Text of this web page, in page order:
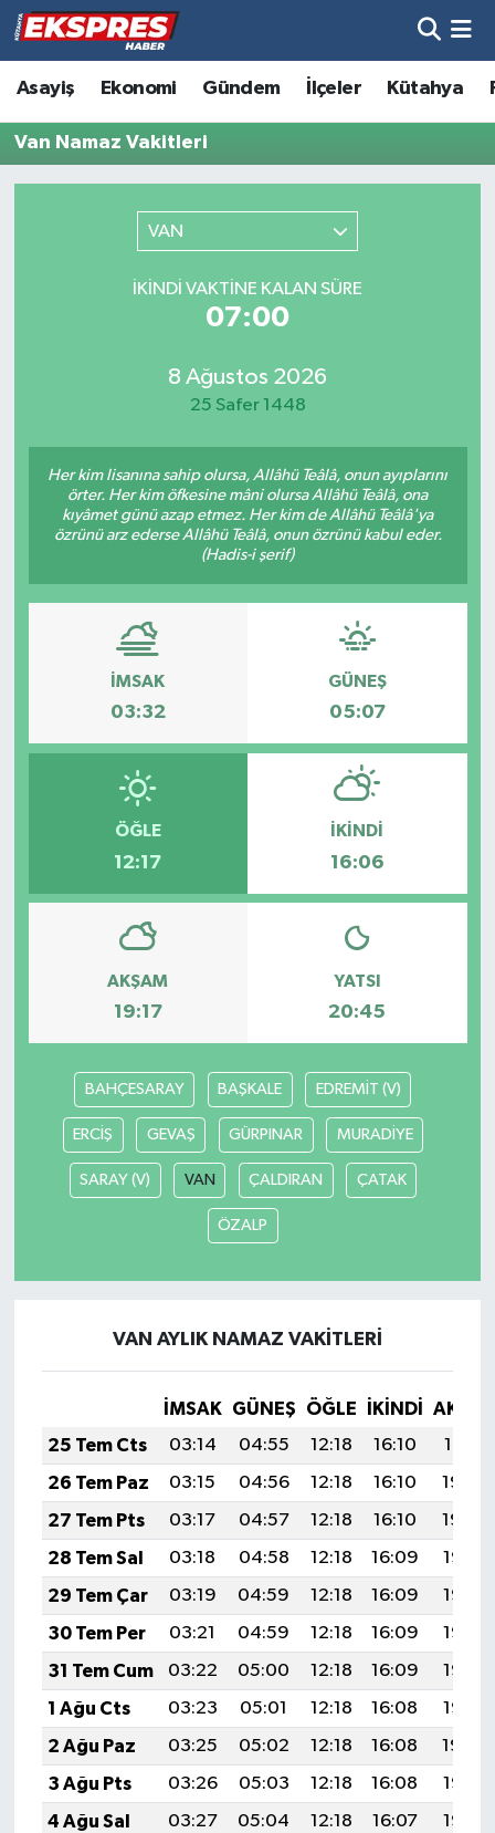
Asayiş Ekonomi Gündem İlçeler Kütahya
Van Namaz Vakitleri
VAN
İKINDI VAKTINE KALAN SÜRE
07:00
8 Ağustos 2026
25 Safer 1448
Her kim lisanına sahip olursa, Allâhü Teâlâ, onun ayıplarını
örter. Her kim öfkesine mâni olursa Allâhü Teâlâ, ona
kıyâmet günü azap etmez. Her kim de Allâhü Teâlâ'ya
özrünü arz ederse Allâhü Teâlâ, onun özrünü kabul eder.
(Hadis-i şerif)
İMSAK
03:32
GÜNEŞ
05:07
ÖĞLE
12:17
İKINDI
16:06
AKŞAM
19:17
YATSI
20:45
BAHÇESARAY BAŞKALE EDREMİT (V)
ERCİŞ GEVAŞ GÜRPINAR MURADİYE
SARAY (V) VAN ÇALDIRAN ÇATAK
ÖZALP
VAN AYLIK NAMAZ VAKITLERI
İMSAK GÜNEŞ ÖĞLE İKINDI
25 Tem Cts
03:14 04:55 12:18 16:10
19:31
26 Tem Paz
03:15 04:56 12:18 16:10
19:30
27 Tem Pts
03:17 04:57 12:18 16:10
19:29
28 Tem Sal
03:18 04:58 12:18 16:09
19:28
29 Tem Çar
03:19 04:59 12:18 16:09
19:27
30 Tem Per
03:21 04:59 12:18 16:09
19:27
31 Tem Cum
03:22 05:00 12:18 16:09
19:26
1 Ağu Cts
03:23 05:01 12:18 16:08
19:25
2 Ağu Paz
03:25 05:02 12:18 16:08
19:24
3 Ağu Pts
03:26 05:03 12:18 16:08
19:23
4 Ağu Sal
03:27 05:04 12:18 16:07
19:22
Altıntaş
Asayiş
Biyografiler
Çavdarhisar
Dumlupınar
Dünya
Ekonomi
Gündem
Hisarcık
İlçeler
Köşe Yazıları
Kültür Sanat
Politika
Resmi İlan
Rüya Tabirleri
Sağlık
Şaphane
Simav
Siyaset
Hava Durumu
Trafik Durumu
Tüm Manşetler
Son Dakika Haberleri